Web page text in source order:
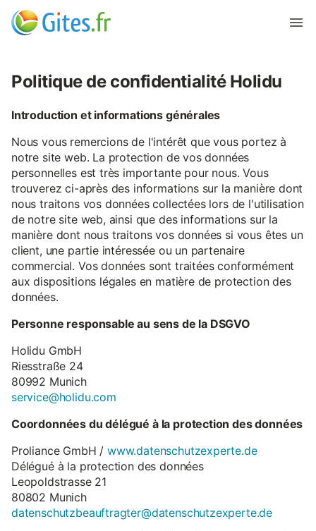
Politique de confidentialité Holidu
Introduction et informations générales
Nous vous remercions de l'intérêt que vous portez à
notre site web. La protection de vos données
personnelles est très importante pour nous. Vous
trouverez ci-après des informations sur la manière dont
nous traitons vos données collectées lors de l'utilisation
de notre site web, ainsi que des informations sur la
manière dont nous traitons vos données si vous êtes un
client, une partie intéressée ou un partenaire
commercial. Vos données sont traitées conformément
aux dispositions légales en matière de protection des
données.
Personne responsable au sens de la DSGVO
Holidu GmbH
Riesstraße 24
80992 Munich
service@holidu.com
Coordonnées du délégué à la protection des données
Proliance GmbH /www.datenschutzexperte.de
Délégué à la protection des données
Leopoldstrasse 21
80802 Munich
datenschutzbeauftragter@datenschutzexperte.de